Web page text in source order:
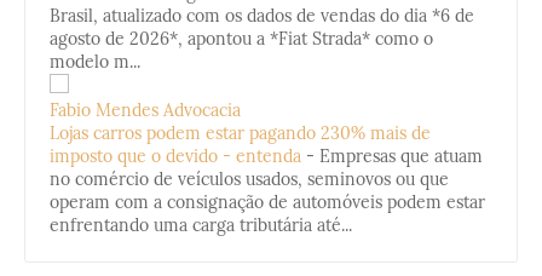
Brasil, atualizado com os dados de vendas do dia *6 de
agosto de 2026*, apontou a *Fiat Strada* como o
modelo m...
Fabio Mendes Advocacia
Lojas carros podem estar pagando 230% mais de
imposto que o devido - entenda - Empresas que atuam
no comércio de veículos usados, seminovos ou que
operam com a consignação de automóveis podem estar
enfrentando uma carga tributária até...